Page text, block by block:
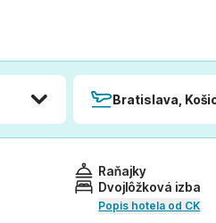
Bratislava,
Raňajky
Dvojlôžková izba
Popis hotela od CK